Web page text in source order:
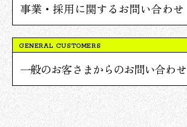
事業・採用に関するお問い合わせ
事業やプロジェクトについて
報道関連・ご取材等について
GENERAL CUSTOMERS
一般のお客さまからのお問い合わせ
TSUTAYAについて
蔦屋書店について